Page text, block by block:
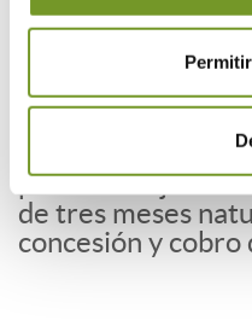
¿Cuál es el plazo
actuaciones?
Se deberá realizar
adquisición de la/
proceder a
de tres meses
concesión y cobro